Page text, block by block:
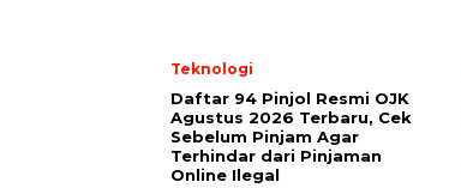
Teknologi
Daftar 94 Pinjol Resmi OJK
Agustus 2026 Terbaru, Cek
Sebelum Pinjam Agar
Terhindar dari Pinjaman
Online Ilegal